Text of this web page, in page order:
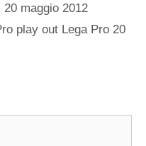
maggio 2012
play out Lega Pro 20